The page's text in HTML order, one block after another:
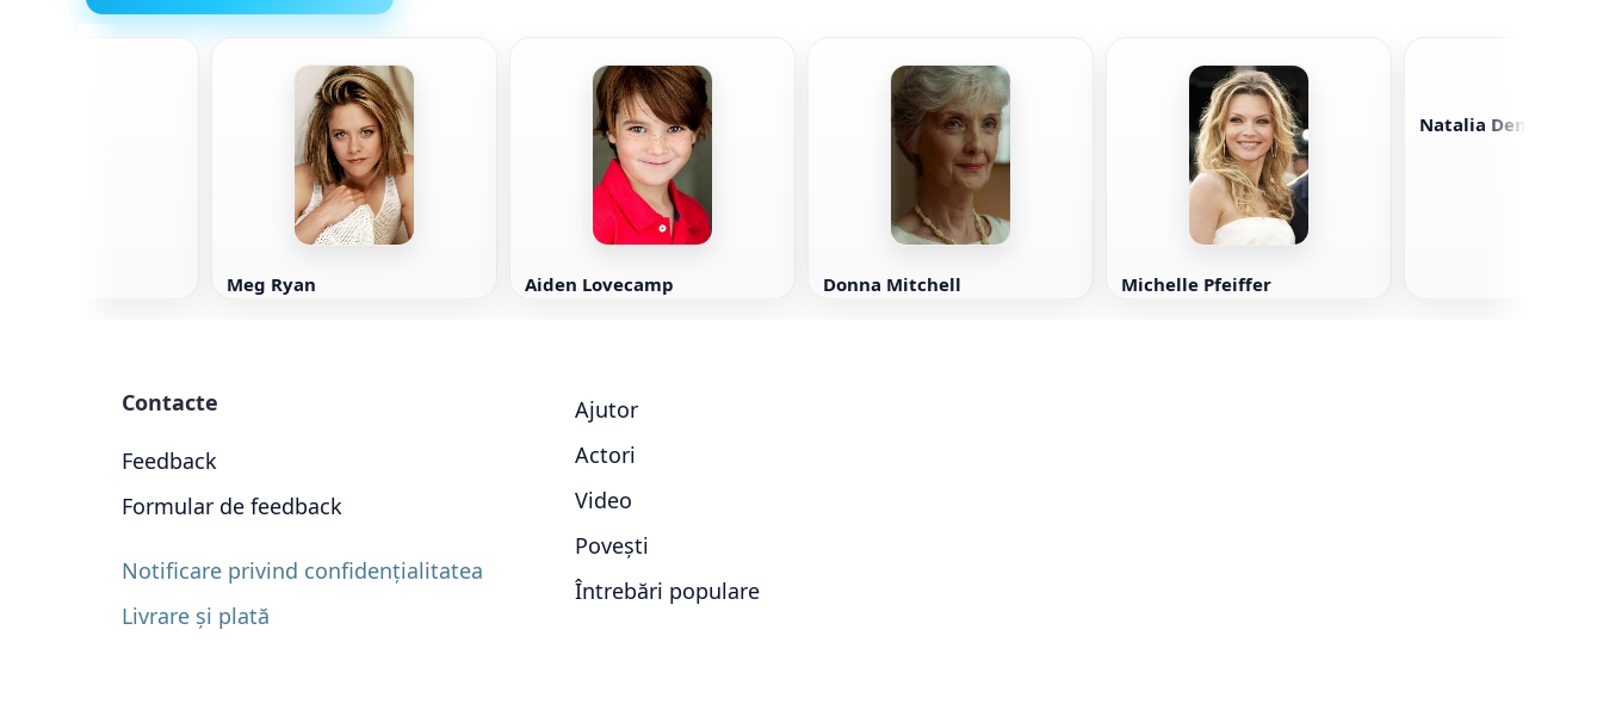
Meg Ryan Aiden Lovecamp Donna Mitchell Michelle Pfeiffer
Natalia Denisenko
Contacte
Feedback
Formular de feedback
Notificare privind confidențialitatea
Livrare și plată
Ajutor
Actori
Video
Povești
Întrebări populare